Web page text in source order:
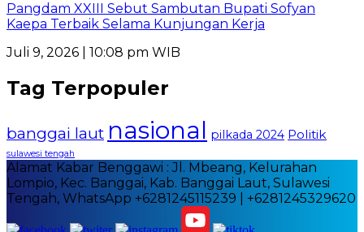
Pangdam XXIII Sebut Sambutan Bupati Sofyan
Kaepa Terbaik Selama Kunjungan Kerja
Juli 9, 2026 | 10:08 pm WIB
Tag Terpopuler
banggai laut nasional pilkada 2024 Politik
sulawesi tengah
Alamat Kabar Benggawi : Jl. Mbeang, Kelurahan
Lompio, Kec. Banggai, Kab. Banggai Laut, Sulawesi
Tengah, WhatsApp +6281245115239 | +6281245329620